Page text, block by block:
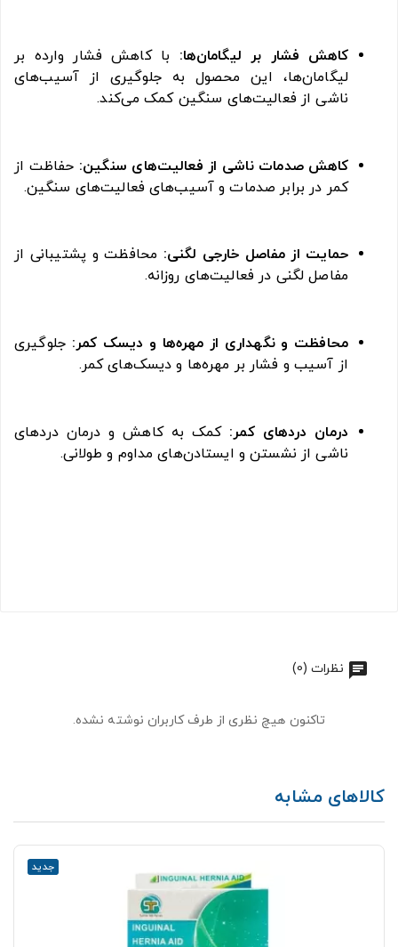
کاهش فشار بر لیگامان‌ها: با کاهش فشار وارده بر
لیگامان‌ها، این محصول به جلوگیری از آسیب‌های
ناشی از فعالیت‌های سنگین کمک می‌کند.
کاهش صدمات ناشی از فعالیت‌های سنگین: حفاظت از
کمر در برابر صدمات و آسیب‌های فعالیت‌های سنگین.
حمایت از مفاصل خارجی لگنی: محافظت و پشتیبانی از
مفاصل لگنی در فعالیت‌های روزانه.
محافظت و نگهداری از مهره‌ها و دیسک کمر: جلوگیری
از آسیب و فشار بر مهره‌ها و دیسک‌های کمر.
درمان دردهای کمر: کمک به کاهش و درمان دردهای
ناشی از نشستن و ایستادن‌های مداوم و طولانی.
نظرات (0)
تاکنون هیچ نظری از طرف کاربران نوشته نشده.
کالاهای مشابه
جدید